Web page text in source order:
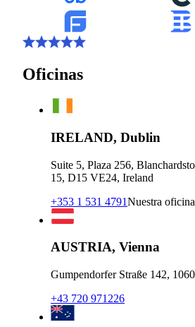
Oficinas
IRELAND, Dublin
Suite 5, Plaza 256,
15, D15 VE24, Ireland
+353 1 531 4791Nuestra oficina
AUSTRIA, Vienna
Gumpendorfer Straße 142,
+43 720 971226